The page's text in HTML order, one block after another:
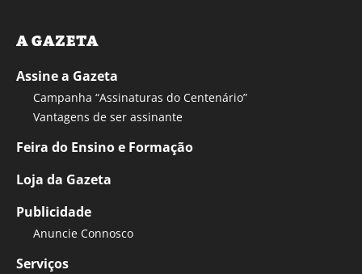
A GAZETA
Assine a Gazeta
Campanha “Assinaturas do Centenário”
Vantagens de ser assinante
Feira do Ensino e Formação
Loja da Gazeta
Publicidade
Anuncie Connosco
Serviços